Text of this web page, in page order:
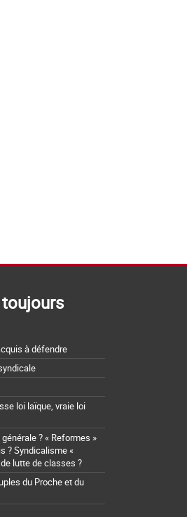
à défendre
loi laïque, vraie loi
? « Reformes »
? Syndicalisme «
lutte de classes ?
du Proche et du